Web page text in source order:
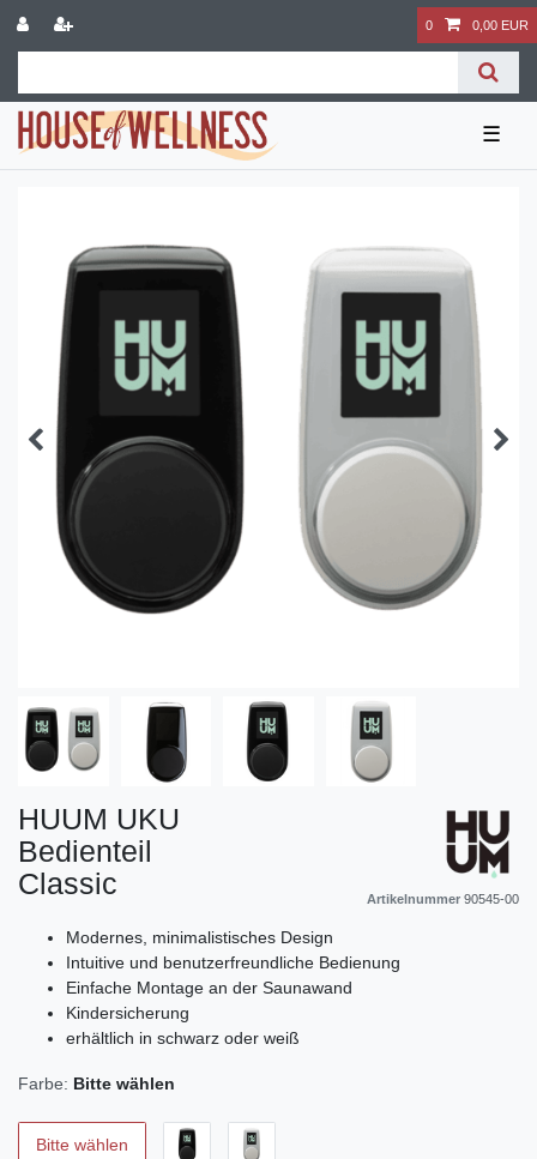
0 0,00 EUR
☰
HUUM UKU
Bedienteil
Classic
Artikelnummer 90545-00
Modernes, minimalistisches Design
Intuitive und benutzerfreundliche Bedienung
Einfache Montage an der Saunawand
Kindersicherung
erhältlich in schwarz oder weiß
Farbe: Bitte wählen
Bitte wählen